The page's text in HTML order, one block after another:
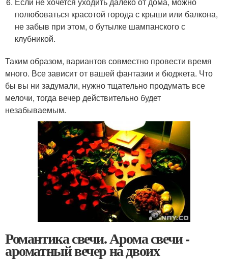
полюбоваться красотой города с крыши или балкона,
не забыв при этом, о бутылке шампанского с
клубникой.
Таким образом, вариантов совместно провести время
много. Все зависит от вашей фантазии и бюджета. Что
бы вы ни задумали, нужно тщательно продумать все
мелочи, тогда вечер действительно будет
незабываемым.
Романтика свечи. Арома свечи -
ароматный вечер на двоих